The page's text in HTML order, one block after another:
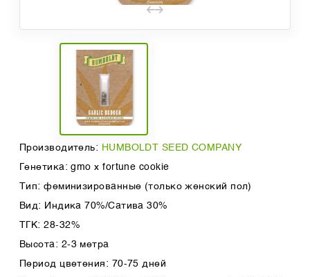
Производитель: HUMBOLDT SEED COMPANY
Генетика: gmo x fortune cookie
Тип: феминизированные (только женский пол)
Вид: Индика 70%/Сатива 30%
ТГК: 28-32%
Высота: 2-3 метра
Период цветения: 70-75 дней